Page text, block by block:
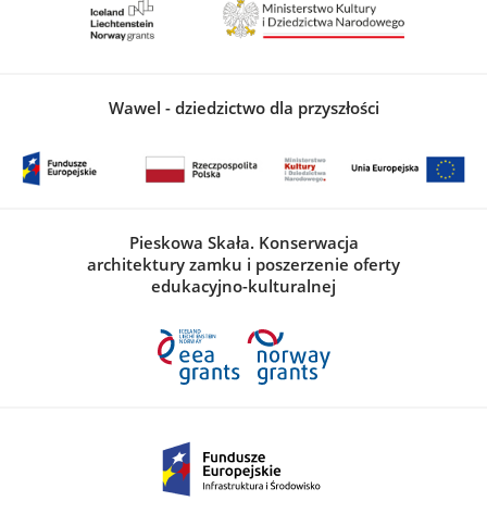
Wawel - dziedzictwo dla przyszłości
Pieskowa Skała. Konserwacja
architektury zamku i poszerzenie oferty
edukacyjno-kulturalnej